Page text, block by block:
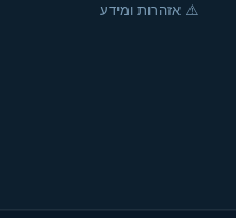
⚠️ אזהרות ומידע